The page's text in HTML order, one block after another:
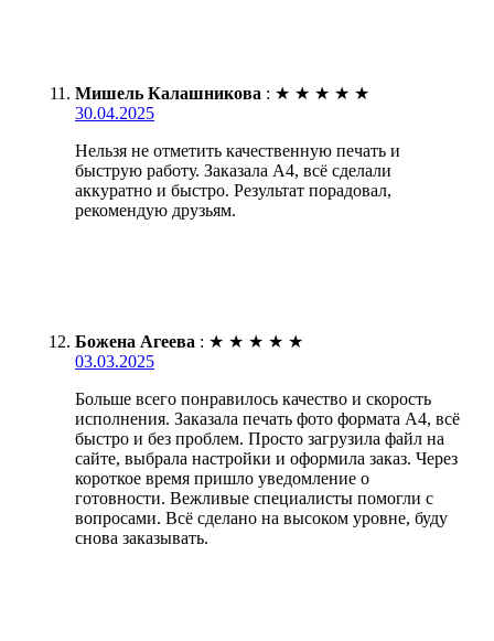
Мишель Калашникова : ★ ★ ★ ★ ★
30.04.2025
Нельзя не отметить качественную печать и
быструю работу. Заказала А4, всё сделали
аккуратно и быстро. Результат порадовал,
рекомендую друзьям.
Божена Агеева : ★ ★ ★ ★ ★
03.03.2025
Больше всего понравилось качество и скорость
исполнения. Заказала печать фото формата А4, всё
быстро и без проблем. Просто загрузила файл на
сайте, выбрала настройки и оформила заказ. Через
короткое время пришло уведомление о
готовности. Вежливые специалисты помогли с
вопросами. Всё сделано на высоком уровне, буду
снова заказывать.